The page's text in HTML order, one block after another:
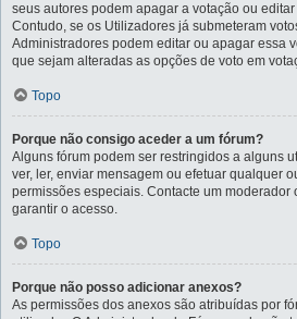
seus autores podem apagar a votação ou
Contudo, se os Utilizadores já submeteram
Administradores podem editar ou apagar essa
que sejam alteradas as opções de voto em
Topo
Porque não consigo aceder a um fórum?
Alguns fórum podem ser restringidos a alguns
ver, ler, enviar mensagem ou efetuar qualquer
permissões especiais. Contacte um moderador
garantir o acesso.
Topo
Porque não posso adicionar anexos?
As permissões dos anexos são atribuídas por